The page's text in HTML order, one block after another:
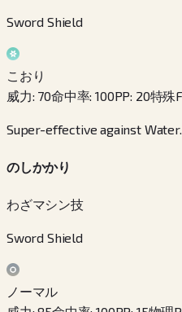
Sword Shield
こおり
威力: 70命中率:100PP: 20特殊
Super-effective against Water.
のしかかり
わざマシン技
Sword Shield
ノーマル